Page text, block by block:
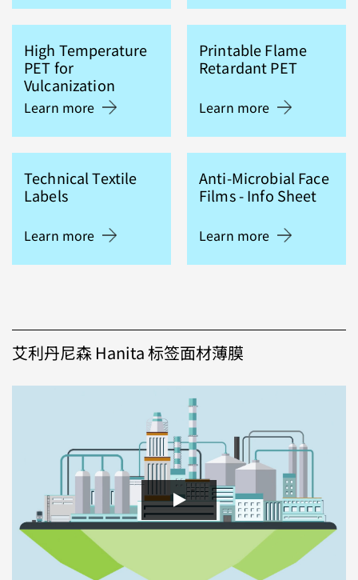
High Temperature
PET for
Vulcanization
Learn more
Printable Flame
Retardant PET
Learn more
Technical Textile
Labels
Learn more
Anti-Microbial Face
Films - Info Sheet
Learn more
艾利丹尼森 Hanita 标签面材薄膜